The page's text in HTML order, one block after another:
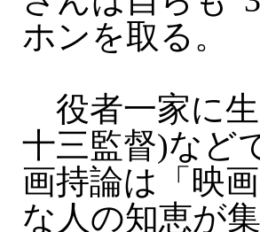
ホンを取る。
役者一家に生
十三監督)など
画持論は「映
な人の知恵が